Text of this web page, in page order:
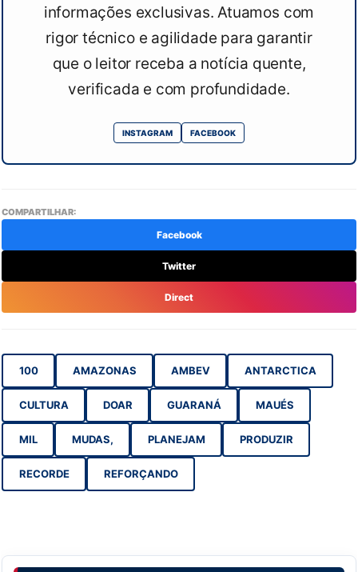
informações exclusivas. Atuamos com
rigor técnico e agilidade para garantir
que o leitor receba a notícia quente,
verificada e com profundidade.
INSTAGRAM FACEBOOK
COMPARTILHAR:
Facebook
Twitter
Direct
100 AMAZONAS AMBEV ANTARCTICA
CULTURA DOAR GUARANÁ MAUÉS
MIL MUDAS, PLANEJAM PRODUZIR
RECORDE REFORÇANDO